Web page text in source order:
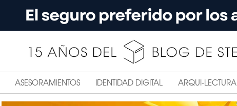
ASESORAMIENTOS IDENTIDAD DIGITAL ARQUI-LECTURA